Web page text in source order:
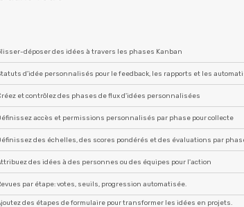
déposer des idées à travers les phases Kanban
d'idée personnalisés pour le feedback, les rapports et les
et contrôlez des phases de flux d'idées personnalisées
accès et permissions personnalisés par phase pour collecte
des échelles, des scores pondérés et des évaluations par
des idées à des personnes ou des équipes pour l'action
par étape: votes, seuils, progression automatisée.
des étapes de formulaire pour transformer les idées en projets.